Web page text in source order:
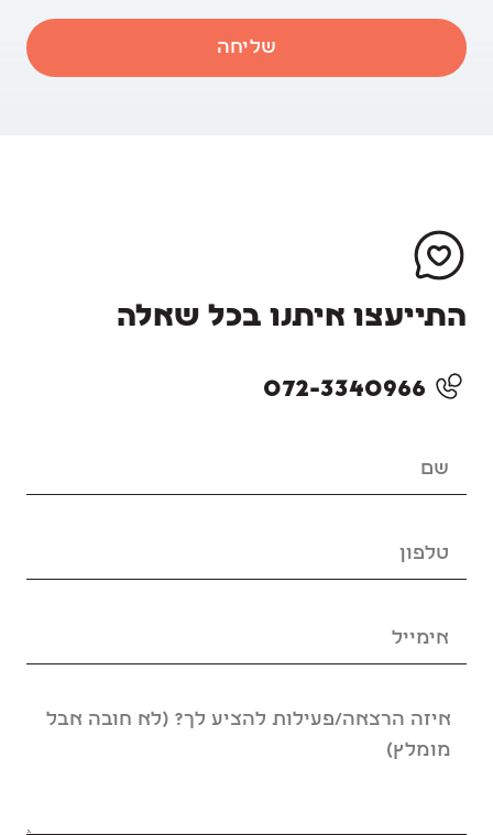
שליחה
התייעצו איתנו בכל שאלה
072-3340966